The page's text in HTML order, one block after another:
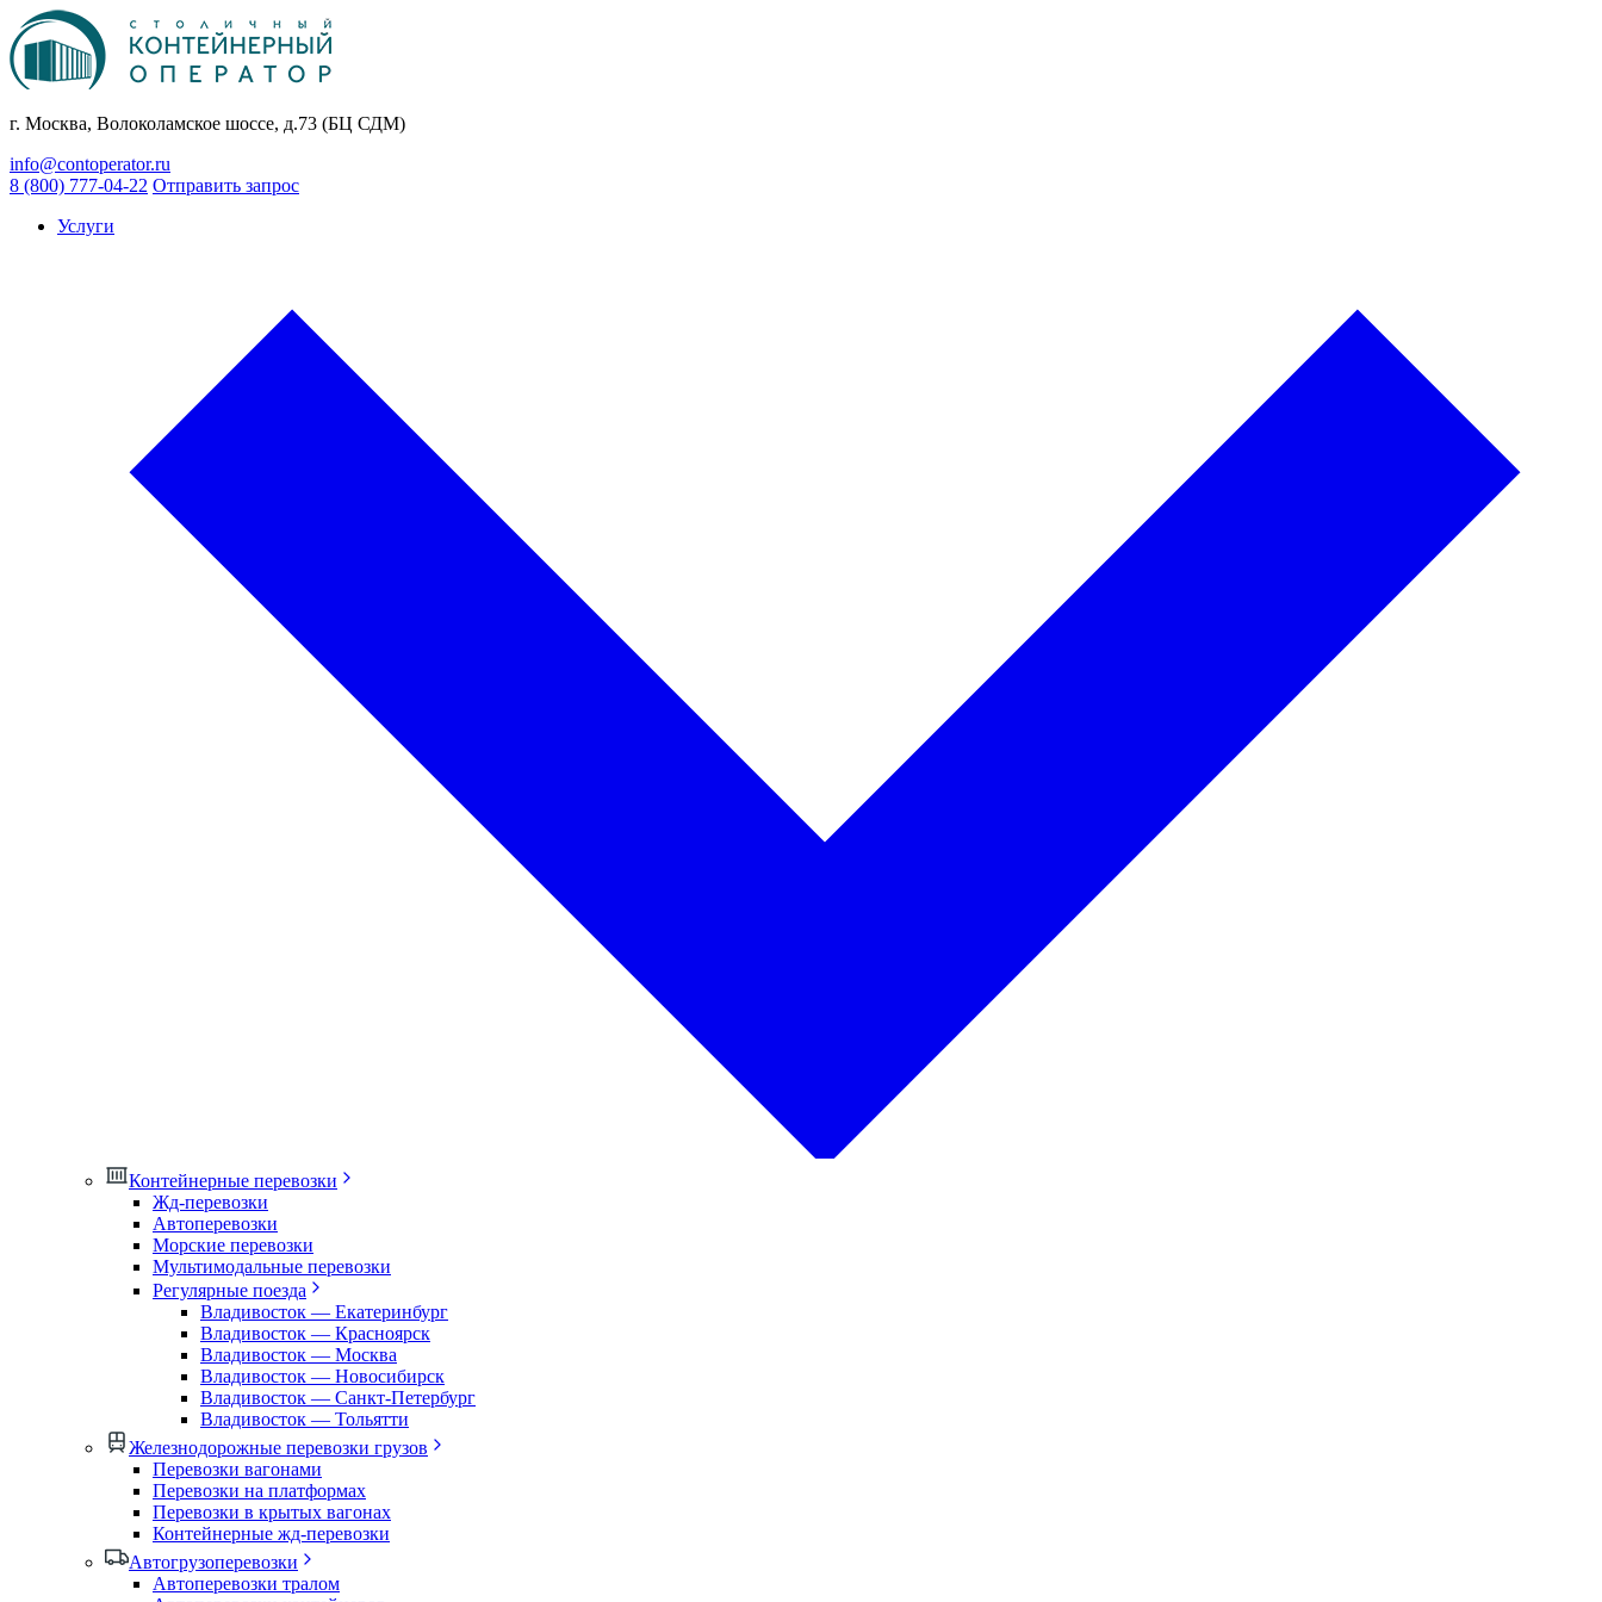
г. Москва, Волоколамское шоссе, д.73 (БЦ СДМ)
info@contoperator.ru
8 (800) 777-04-22 Отправить запрос
Услуги
Контейнерные перевозки
Жд-перевозки
Автоперевозки
Морские перевозки
Мультимодальные перевозки
Регулярные поезда
Владивосток — Екатеринбург
Владивосток — Красноярск
Владивосток — Москва
Владивосток — Новосибирск
Владивосток — Санкт-Петербург
Владивосток — Тольятти
Железнодорожные перевозки грузов
Перевозки вагонами
Перевозки на платформах
Перевозки в крытых вагонах
Контейнерные жд-перевозки
Автогрузоперевозки
Автоперевозки тралом